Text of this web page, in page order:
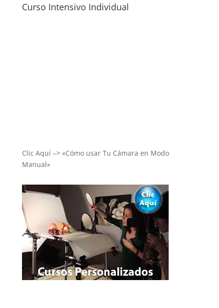
Curso Intensivo Individual
Clic Aquí –> «Cómo usar Tu Cámara en Modo
Manual»